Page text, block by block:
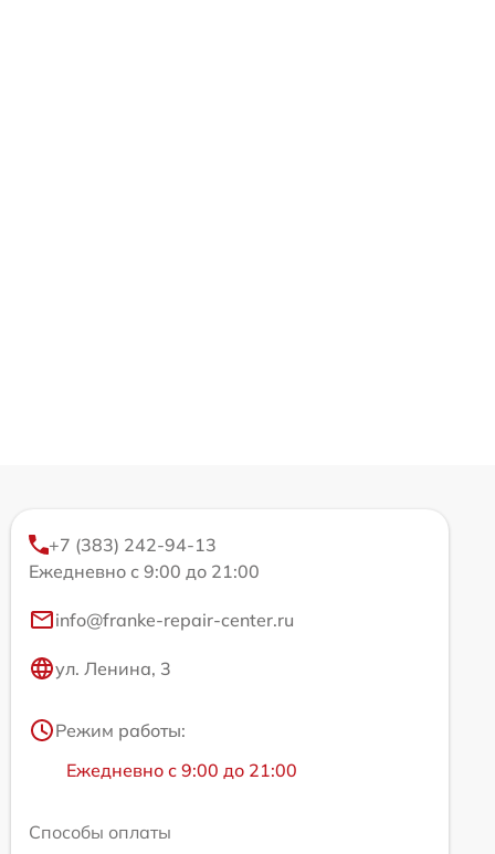
+7 (383) 242-94-13
Ежедневно с 9:00 до 21:00
info@franke-repair-center.ru
ул. Ленина, 3
Режим работы:
Ежедневно с 9:00 до 21:00
Способы оплаты